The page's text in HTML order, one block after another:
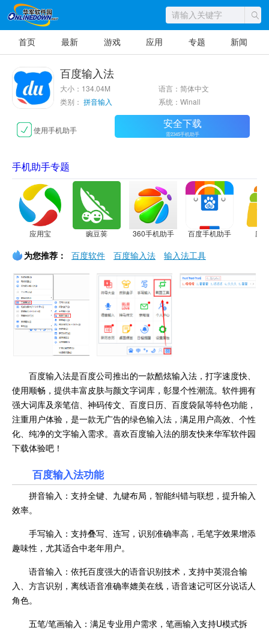
首页 最新 游戏 应用 专题 新闻
百度输入法
大小：134.04M
语言：简体中文
类别： 拼音输入 系统：Winall
使用手机助手 安全下载
需2345手机助手
手机助手专题
应用宝 豌豆荚 360手机助手 百度手机助手 应
为您推荐： 百度软件 百度输入法 输入法工具
百度输入法是百度公司推出的一款酷炫输入法，打字速度快、
使用顺畅，提供丰富皮肤与颜文字词库，彰显个性潮流。软件拥有
强大词库及亲笔信、神码传文、百度日历、百度袋鼠等特色功能，
注重用户体验，是一款无广告的绿色输入法，满足用户高效、个性
化、纯净的文字输入需求。喜欢百度输入法的朋友快来华军软件园
下载体验吧！
百度输入法功能
拼音输入：支持全键、九键布局，智能纠错与联想，提升输入
效率。
手写输入：支持叠写、连写，识别准确率高，毛笔字效果增添
趣味性，尤其适合中老年用户。
语音输入：依托百度强大的语音识别技术，支持中英混合输
入、方言识别，离线语音准确率媲美在线，语音速记可区分说话人
角色。
五笔/笔画输入：满足专业用户需求，笔画输入支持U模式拆